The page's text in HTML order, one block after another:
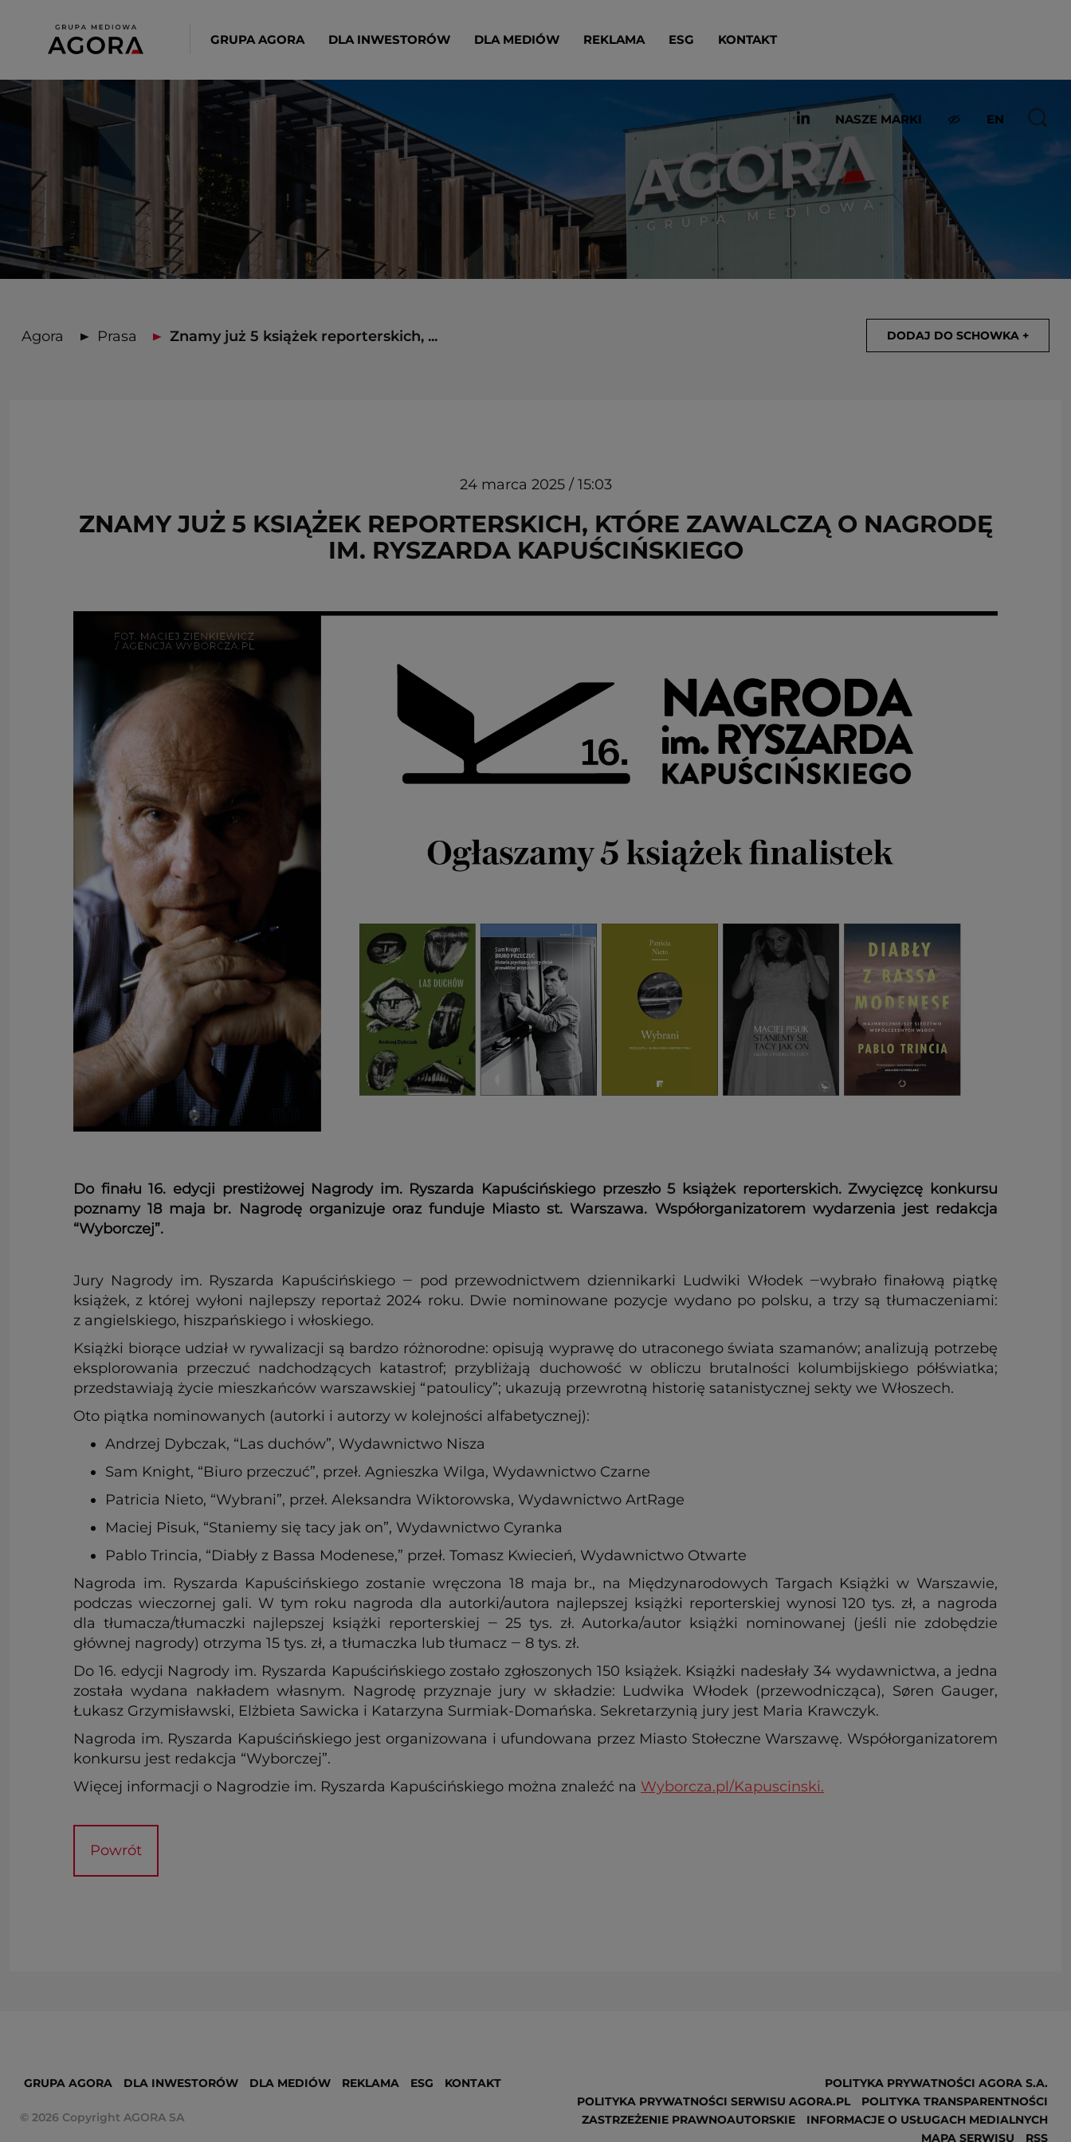
GRUPA AGORA DLA INWESTORÓW DLA MEDIÓW REKLAMA ESG KONTAKT
NASZE MARKI EN
Agora Prasa Znamy już 5 książek reporterskich, ... DODAJ DO SCHOWKA +
24 marca 2025 / 15:03
ZNAMY JUŻ 5 KSIĄŻEK REPORTERSKICH, KTÓRE ZAWALCZĄ O NAGRODĘ
IM. RYSZARDA KAPUŚCIŃSKIEGO
Do finału 16. edycji prestiżowej Nagrody im. Ryszarda Kapuścińskiego przeszło 5 książek reporterskich. Zwycięzcę konkursu
poznamy 18 maja br. Nagrodę organizuje oraz funduje Miasto st. Warszawa. Współorganizatorem wydarzenia jest redakcja
“Wyborczej”.
Jury Nagrody im. Ryszarda Kapuścińskiego ‒ pod przewodnictwem dziennikarki Ludwiki Włodek ‒wybrało finałową piątkę
książek, z której wyłoni najlepszy reportaż 2024 roku. Dwie nominowane pozycje wydano po polsku, a trzy są tłumaczeniami:
z angielskiego, hiszpańskiego i włoskiego.
Książki biorące udział w rywalizacji są bardzo różnorodne: opisują wyprawę do utraconego świata szamanów; analizują potrzebę
eksplorowania przeczuć nadchodzących katastrof; przybliżają duchowość w obliczu brutalności kolumbijskiego półświatka;
przedstawiają życie mieszkańców warszawskiej “patoulicy”; ukazują przewrotną historię satanistycznej sekty we Włoszech.
Oto piątka nominowanych (autorki i autorzy w kolejności alfabetycznej):
Andrzej Dybczak, “Las duchów”, Wydawnictwo Nisza
Sam Knight, “Biuro przeczuć”, przeł. Agnieszka Wilga, Wydawnictwo Czarne
Patricia Nieto, “Wybrani”, przeł. Aleksandra Wiktorowska, Wydawnictwo ArtRage
Maciej Pisuk, “Staniemy się tacy jak on”, Wydawnictwo Cyranka
Pablo Trincia, “Diabły z Bassa Modenese,” przeł. Tomasz Kwiecień, Wydawnictwo Otwarte
Nagroda im. Ryszarda Kapuścińskiego zostanie wręczona 18 maja br., na Międzynarodowych Targach Książki w Warszawie,
podczas wieczornej gali. W tym roku nagroda dla autorki/autora najlepszej książki reporterskiej wynosi 120 tys. zł, a nagroda
dla tłumacza/tłumaczki najlepszej książki reporterskiej ‒ 25 tys. zł. Autorka/autor książki nominowanej (jeśli nie zdobędzie
głównej nagrody) otrzyma 15 tys. zł, a tłumaczka lub tłumacz ‒ 8 tys. zł.
Do 16. edycji Nagrody im. Ryszarda Kapuścińskiego zostało zgłoszonych 150 książek. Książki nadesłały 34 wydawnictwa, a jedna
została wydana nakładem własnym. Nagrodę przyznaje jury w składzie: Ludwika Włodek (przewodnicząca), Søren Gauger,
Łukasz Grzymisławski, Elżbieta Sawicka i Katarzyna Surmiak-Domańska. Sekretarzynią jury jest Maria Krawczyk.
Nagroda im. Ryszarda Kapuścińskiego jest organizowana i ufundowana przez Miasto Stołeczne Warszawę. Współorganizatorem
konkursu jest redakcja “Wyborczej”.
Więcej informacji o Nagrodzie im. Ryszarda Kapuścińskiego można znaleźć na Wyborcza.pl/Kapuscinski.
Powrót
GRUPA AGORA DLA INWESTORÓW DLA MEDIÓW REKLAMA ESG KONTAKT
© 2026 Copyright AGORA SA
POLITYKA PRYWATNOŚCI AGORA S.A.
POLITYKA PRYWATNOŚCI SERWISU AGORA.PL
POLITYKA TRANSPARENTNOŚCI
ZASTRZEŻENIE PRAWNOAUTORSKIE
INFORMACJE O USŁUGACH MEDIALNYCH
MAPA SERWISU
RSS